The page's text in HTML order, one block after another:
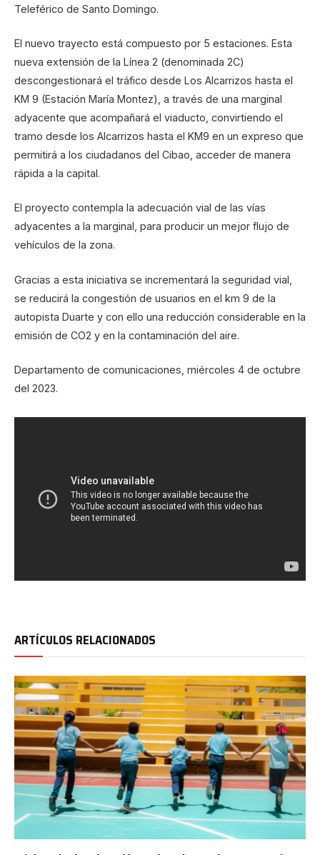
Teleférico de Santo Domingo.
El nuevo trayecto está compuesto por 5 estaciones. Esta
nueva extensión de la Línea 2 (denominada 2C)
descongestionará el tráfico desde Los Alcarrizos hasta el
KM 9 (Estación María Montez), a través de una marginal
adyacente que acompañará el viaducto, convirtiendo el
tramo desde los Alcarrizos hasta el KM9 en un expreso que
permitirá a los ciudadanos del Cibao, acceder de manera
rápida a la capital.
El proyecto contempla la adecuación vial de las vías
adyacentes a la marginal, para producir un mejor flujo de
vehículos de la zona.
Gracias a esta iniciativa se incrementará la seguridad vial,
se reducirá la congestión de usuarios en el km 9 de la
autopista Duarte y con ello una reducción considerable en la
emisión de CO2 y en la contaminación del aire.
Departamento de comunicaciones, miércoles 4 de octubre
del 2023.
ARTÍCULOS RELACIONADOS